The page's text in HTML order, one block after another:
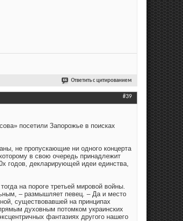
Ответить с цитированием
#39
посетили Запорожье в поисках
не пропускающие ни одного концерта
в свою очередь принадлежит
годов, декларирующей идеи единства,
на пороге третьей мировой войны.
– размышляет певец. – Да и место
существовавшей на принципах
духовным потомком украинских
фантазиях другого нашего